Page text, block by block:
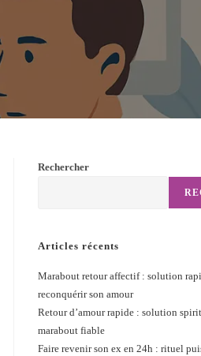
Rechercher
Articles récents
Marabout retour affectif : solution
reconquérir son amour
Retour d’amour rapide : solution
marabout fiable
Faire revenir son ex en 24h : rituel